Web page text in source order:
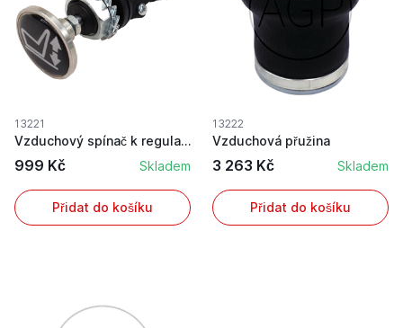
13221
Vzduchový spínač k regulaci vzduchu pro vzduche...
999 Kč Skladem
Přidat do košíku
13222
Vzduchová přužina
3 263 Kč Skladem
Přidat do košíku